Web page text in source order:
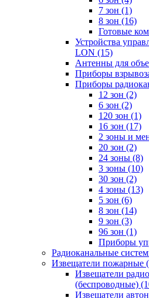
7 зон (1)
8 зон (16)
Готовые
Устройства
LON (15)
Антенны для
Приборы
Приборы
12 зон (2)
6 зон (2)
120 зон (1)
16 зон (17)
2 зоны и
20 зон (2)
24 зоны (8)
3 зоны (10)
30 зон (2)
4 зоны (13)
5 зон (6)
8 зон (14)
9 зон (3)
96 зон (1)
Приборы
Радиоканальные
Извещатели пожарные
Извещатели
(беспроводные)
Извещатели